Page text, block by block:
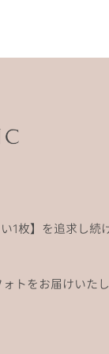
い1枚】を追求し続
トをお届けいた